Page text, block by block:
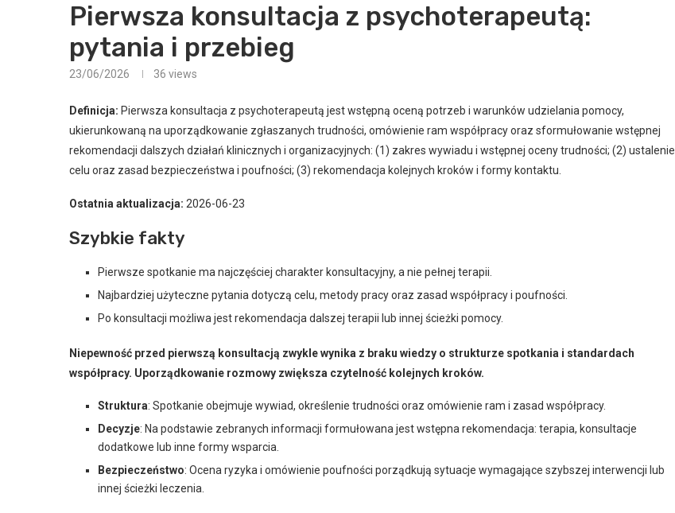
Pierwsza konsultacja z psychoterapeutą:
pytania i przebieg
23/06/2026 36 views
Definicja: Pierwsza konsultacja z psychoterapeutą jest wstępną oceną potrzeb i warunków udzielania pomocy,
ukierunkowaną na uporządkowanie zgłaszanych trudności, omówienie ram współpracy oraz sformułowanie wstępnej
rekomendacji dalszych działań klinicznych i organizacyjnych: (1) zakres wywiadu i wstępnej oceny trudności; (2) ustalenie
celu oraz zasad bezpieczeństwa i poufności; (3) rekomendacja kolejnych kroków i formy kontaktu.
Ostatnia aktualizacja: 2026-06-23
Szybkie fakty
Pierwsze spotkanie ma najczęściej charakter konsultacyjny, a nie pełnej terapii.
Najbardziej użyteczne pytania dotyczą celu, metody pracy oraz zasad współpracy i poufności.
Po konsultacji możliwa jest rekomendacja dalszej terapii lub innej ścieżki pomocy.
Niepewność przed pierwszą konsultacją zwykle wynika z braku wiedzy o strukturze spotkania i standardach
współpracy. Uporządkowanie rozmowy zwiększa czytelność kolejnych kroków.
Struktura: Spotkanie obejmuje wywiad, określenie trudności oraz omówienie ram i zasad współpracy.
Decyzje: Na podstawie zebranych informacji formułowana jest wstępna rekomendacja: terapia, konsultacje
dodatkowe lub inne formy wsparcia.
Bezpieczeństwo: Ocena ryzyka i omówienie poufności porządkują sytuacje wymagające szybszej interwencji lub
innej ścieżki leczenia.